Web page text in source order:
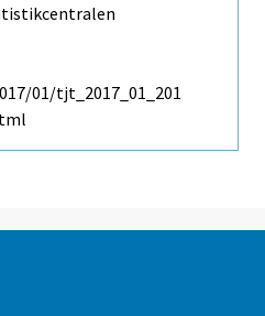
01/tjt_2017_01_201